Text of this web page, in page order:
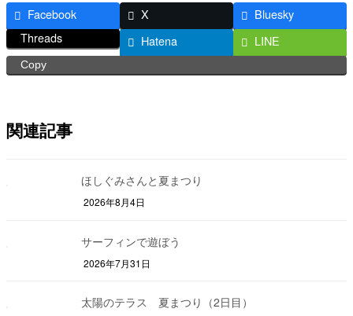
Facebook X
Bluesky
Threads
Hatena LINE
Copy
関連記事
ほしぐみさんと夏まつり
2026年8月4日
サーフィンで遊ぼう
2026年7月31日
太陽のテラス 夏まつり（2日目）